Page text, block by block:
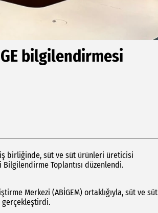
bilgilendirmesi
iş birliğinde, süt ve süt ürünleri üreticisi
Toplantısı düzenlendi.
Merkezi (ABİGEM) ortaklığıyla, süt ve süt
gerçekleştirdi.